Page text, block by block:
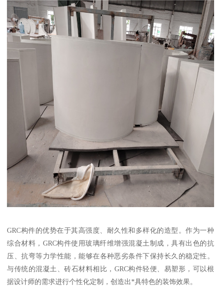
GRC构件的优势在于其高强度、耐久性和多样化的造型。作为一种
综合材料，GRC构件使用玻璃纤维增强混凝土制成，具有出色的抗
压、抗弯等力学性能，能够在各种恶劣条件下保持长久的稳定性。
与传统的混凝土、砖石材料相比，GRC构件轻便、易塑形，可以根
据设计师的需求进行个性化定制，创造出*具特色的装饰效果。